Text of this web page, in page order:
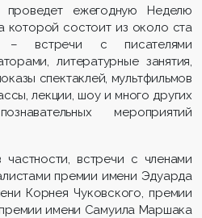
ежегодную Неделю
которой состоит из около ста
– встречи с писателями
литературные занятия,
спектаклей, мультфильмов
лекции, шоу и много других
мероприятий
встречи с членами
премии имени Эдуарда
Корнея Чуковского, премии
имени Самуила Маршака